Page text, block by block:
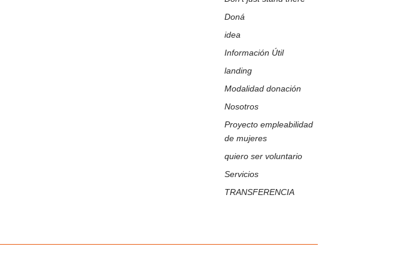
Doná
idea
Información Útil
landing
Modalidad donación
Nosotros
Proyecto empleabilidad
de mujeres
quiero ser voluntario
Servicios
TRANSFERENCIA